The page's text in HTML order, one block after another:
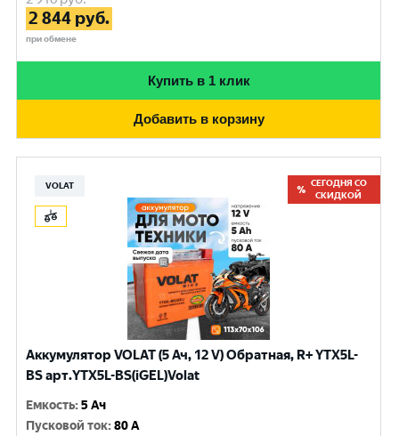
2 844 руб.
при обмене
Купить в 1 клик
Добавить в корзину
VOLAT
СЕГОДНЯ СО
СКИДКОЙ
Аккумулятор VOLAT (5 Ач, 12 V) Обратная, R+ YTX5L-
BS арт.YTX5L-BS(iGEL)Volat
Емкость:5 Ач
Пусковой ток:80 A